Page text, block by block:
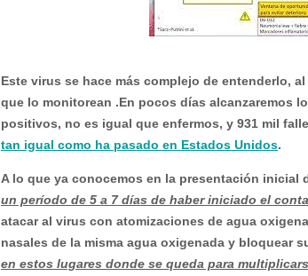
Este virus se hace más complejo de entenderlo,
que lo monitorean .En pocos días alcanzaremos
positivos, no es igual que enfermos, y 931 mil
tan igual como ha pasado en Estados Unidos.
A lo que ya conocemos en la presentación inicial
un período de 5 a 7 días de haber iniciado el
atacar al virus con atomizaciones de agua
nasales de la misma agua oxigenada y bloquear
en estos lugares donde se queda para